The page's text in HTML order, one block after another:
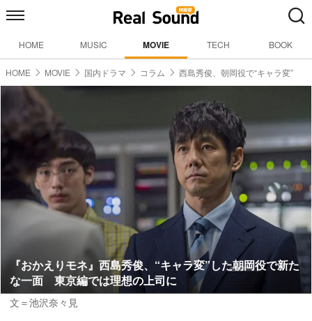
HOME MUSIC MOVIE TECH BOOK
HOME MOVIE 国内ドラマ コラム 西島秀俊、朝岡役で“キャラ変”
『おかえりモネ』西島秀俊、“キャラ変”した朝岡役で新た
な一面 東京編では理想の上司に
文＝池沢奈々見